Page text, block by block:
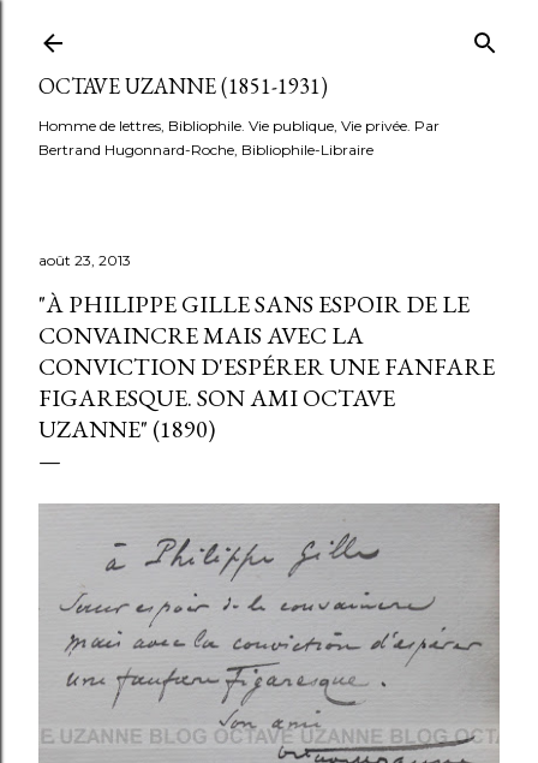
OCTAVE UZANNE (1851-1931)
Homme de lettres, Bibliophile. Vie publique, Vie privée. Par
Bertrand Hugonnard-Roche, Bibliophile-Libraire
août 23, 2013
"À PHILIPPE GILLE SANS ESPOIR DE LE
CONVAINCRE MAIS AVEC LA
CONVICTION D'ESPÉRER UNE FANFARE
FIGARESQUE. SON AMI OCTAVE
UZANNE" (1890)